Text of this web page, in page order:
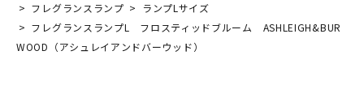
フレグランスランプ
ランプLサイズ
フレグランスランプL フロスティッドブルーム ASHLEIGH&BUR
WOOD（アシュレイアンドバーウッド）